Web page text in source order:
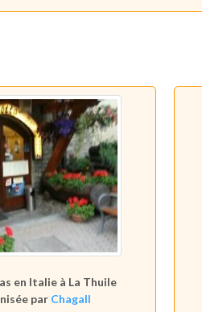
en Italie à La Thuile
par Chagall